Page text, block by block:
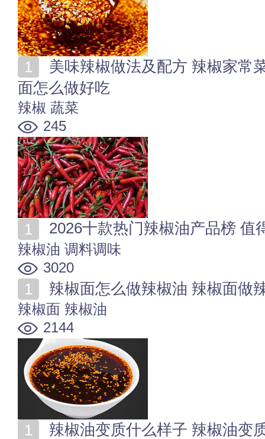
面怎么做好吃
辣椒 蔬菜
245
2026十款热门辣椒油产品榜 值
辣椒油 调料调味
3020
辣椒面怎么做辣椒油 辣椒面做
辣椒面 辣椒油
2144
辣椒油变质什么样子 辣椒油变